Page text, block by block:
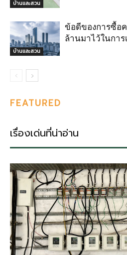
บ้านและสวน
บ้านและสวน
ข้อดีของการซื้อ
ล้านมาไว้ในการ
FEATURED
เรื่องเด่นที่น่าอ่าน